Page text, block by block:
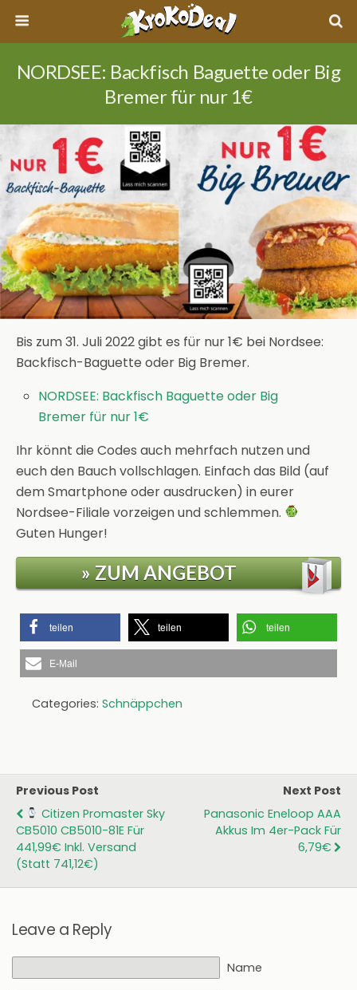
NORDSEE: Backfisch Baguette oder Big
Bremer für nur 1€
Bis zum 31. Juli 2022 gibt es für nur 1€ bei Nordsee:
Backfisch-Baguette oder Big Bremer.
NORDSEE: Backfisch Baguette oder Big
Bremer für nur 1€
Ihr könnt die Codes auch mehrfach nutzen und
euch den Bauch vollschlagen. Einfach das Bild (auf
dem Smartphone oder ausdrucken) in eurer
Nordsee-Filiale vorzeigen und schlemmen.
Guten Hunger!
» ZUM ANGEBOT
teilen teilen teilen
E-Mail
Categories: Schnäppchen
Previous Post
Citizen Promaster Sky
CB5010 CB5010-81E Für
441,99€ Inkl. Versand
(statt 741,12€)
Next Post
Panasonic Eneloop AAA
Akkus Im 4er-Pack Für
6,79€
Leave a Reply
Name